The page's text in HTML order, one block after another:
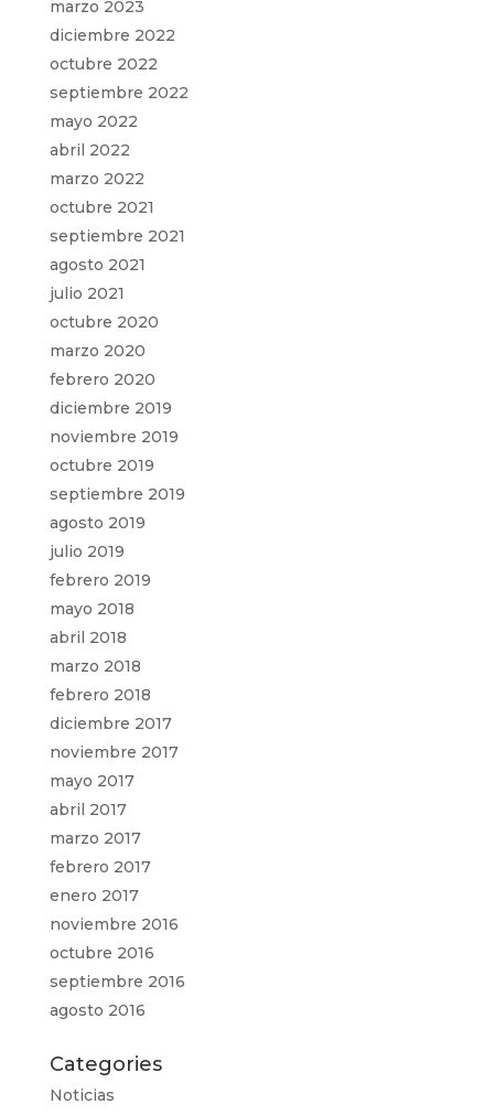
marzo 2023
diciembre 2022
octubre 2022
septiembre 2022
mayo 2022
abril 2022
marzo 2022
octubre 2021
septiembre 2021
agosto 2021
julio 2021
octubre 2020
marzo 2020
febrero 2020
diciembre 2019
noviembre 2019
octubre 2019
septiembre 2019
agosto 2019
julio 2019
febrero 2019
mayo 2018
abril 2018
marzo 2018
febrero 2018
diciembre 2017
noviembre 2017
mayo 2017
abril 2017
marzo 2017
febrero 2017
enero 2017
noviembre 2016
octubre 2016
septiembre 2016
agosto 2016
Categories
Noticias